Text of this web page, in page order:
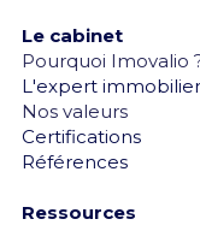
Le cabinet
Pourquoi Imovalio
L'expert immobilier
Nos valeurs
Certifications
Références
Ressources